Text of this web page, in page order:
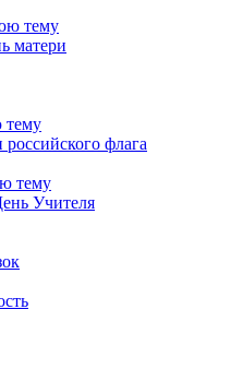
тему
матери
тему
флага
тему
Учителя